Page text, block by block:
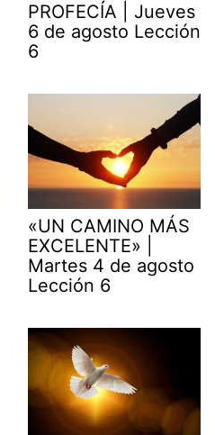
PROFECÍA | Jueves
6 de agosto Lección
6
«UN CAMINO MÁS
EXCELENTE» |
Martes 4 de agosto
Lección 6